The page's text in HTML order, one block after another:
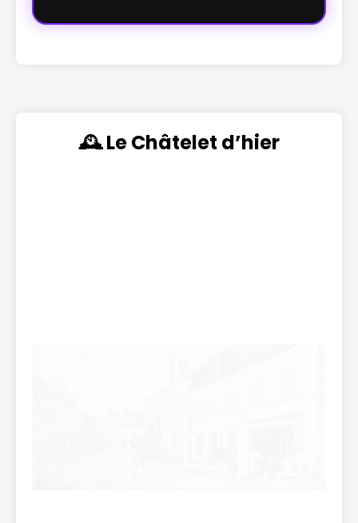
🕰️ Le Châtelet d’hier